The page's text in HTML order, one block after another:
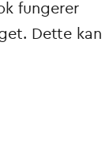
fungerer
Dette kan